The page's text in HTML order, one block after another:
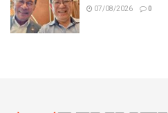
“Kemenangan besar BN di
07/08/2026 0